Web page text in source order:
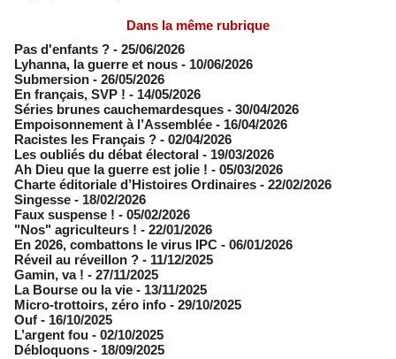
Dans la même rubrique
Pas d'enfants ? - 25/06/2026
​Lyhanna, la guerre et nous - 10/06/2026
Submersion - 26/05/2026
En français, SVP ! - 14/05/2026
​Séries brunes cauchemardesques - 30/04/2026
Empoisonnement à l’Assemblée­ - 16/04/2026
Racistes les Français ? - 02/04/2026
​Les oubliés du débat électoral - 19/03/2026
Ah Dieu que la guerre est jolie ! - 05/03/2026
Charte éditoriale d’Histoires Ordinaires - 22/02/2026
Singesse - 18/02/2026
Faux suspense ! - 05/02/2026
"Nos" agriculteurs ! - 22/01/2026
En 2026, combattons le virus IPC - 06/01/2026
Réveil au réveillon ? - 11/12/2025
Gamin, va ! - 27/11/2025
​La Bourse ou la vie - 13/11/2025
Micro-trottoirs, zéro info - 29/10/2025
Ouf - 16/10/2025
L’argent fou - 02/10/2025
Débloquons - 18/09/2025